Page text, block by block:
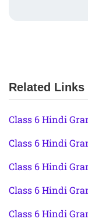
Related Links
Class 6 Hindi
Class 6 Hindi
Class 6 Hindi
Class 6 Hindi
Class 6 Hindi